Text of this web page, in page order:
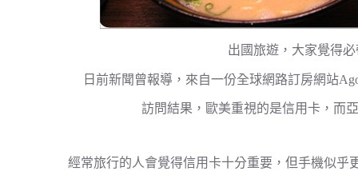
出國旅遊，大家覺得
日前新聞曾報導，來自一份全球網路訂房網站
訪問結果，歐美重視的是信用卡，而
經常旅行的人會覺得信用卡十分重要，但手機似乎